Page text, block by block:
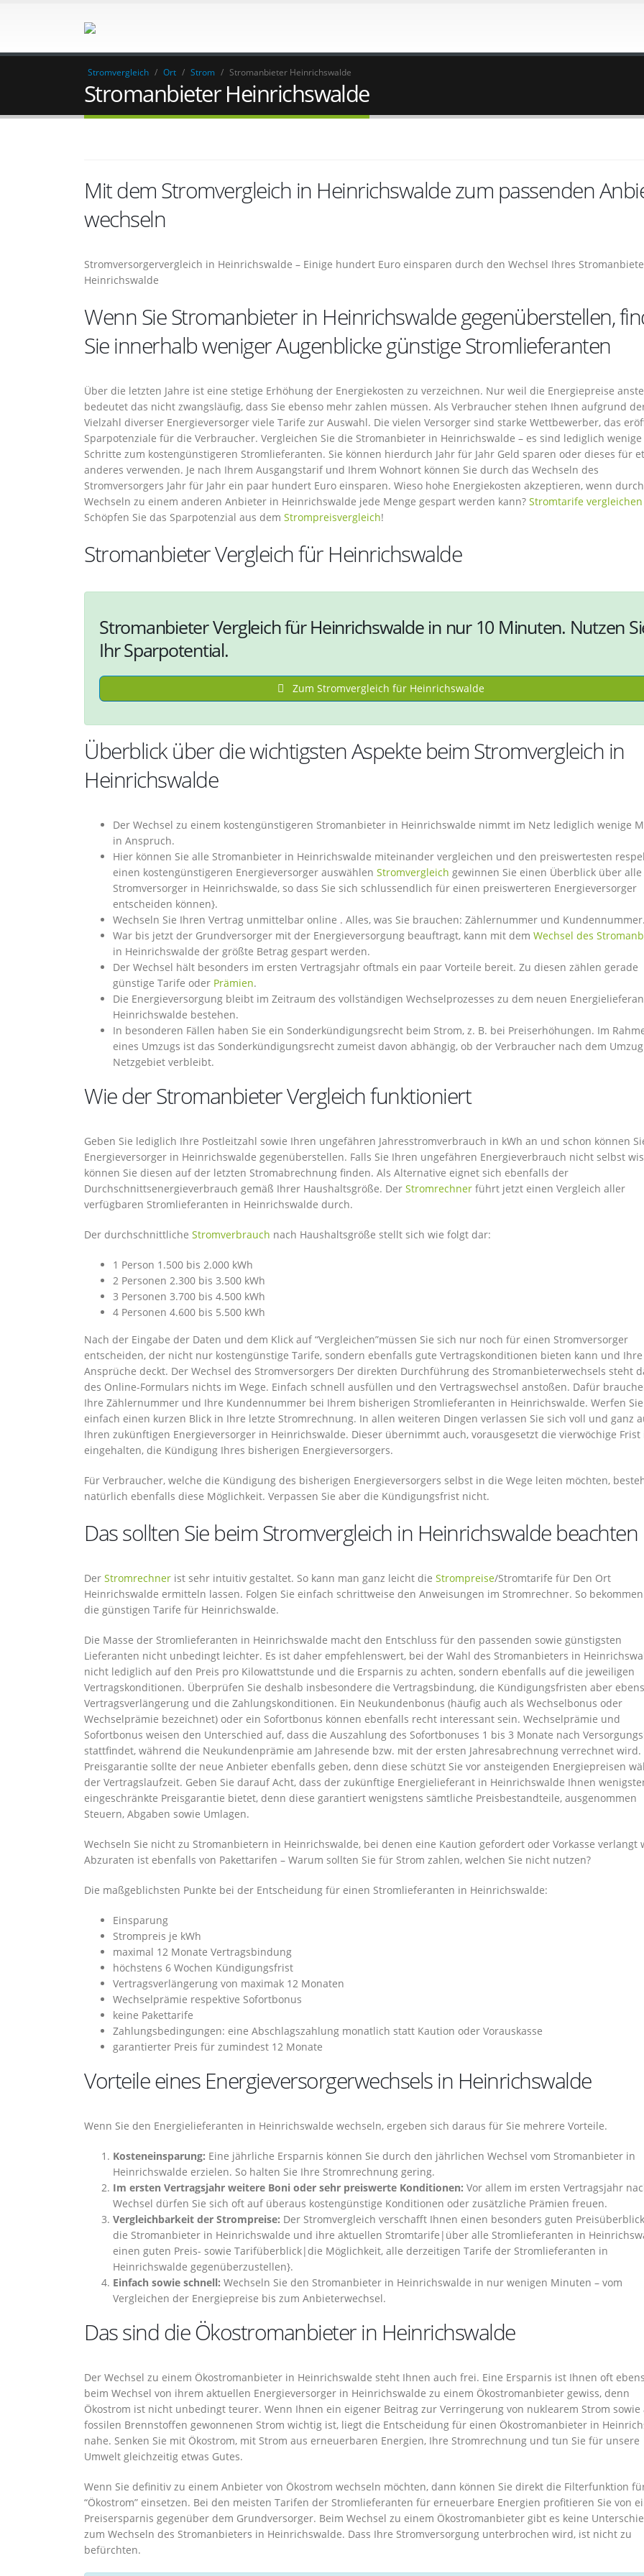
Stromvergleich / Ort / Strom / Stromanbieter Heinrichswalde
Stromanbieter Heinrichswalde
Mit dem Stromvergleich in Heinrichswalde zum passenden
wechseln
Stromversorgervergleich in Heinrichswalde – Einige hundert Euro einsparen durch den Wechsel Ihres
Heinrichswalde
Wenn Sie Stromanbieter in Heinrichswalde gegenüberstellen,
Sie innerhalb weniger Augenblicke günstige Stromlieferanten
Über die letzten Jahre ist eine stetige Erhöhung der Energiekosten zu verzeichnen. Nur weil die Energiepreise
bedeutet das nicht zwangsläufig, dass Sie ebenso mehr zahlen müssen. Als Verbraucher stehen Ihnen aufgrund
Vielzahl diverser Energieversorger viele Tarife zur Auswahl. Die vielen Versorger sind starke Wettbewerber, das
Sparpotenziale für die Verbraucher. Vergleichen Sie die Stromanbieter in Heinrichswalde – es sind lediglich wenige
Schritte zum kostengünstigeren Stromlieferanten. Sie können hierdurch Jahr für Jahr Geld sparen oder dieses für
anderes verwenden. Je nach Ihrem Ausgangstarif und Ihrem Wohnort können Sie durch das Wechseln des
Stromversorgers Jahr für Jahr ein paar hundert Euro einsparen. Wieso hohe Energiekosten akzeptieren, wenn
Wechseln zu einem anderen Anbieter in Heinrichswalde jede Menge gespart werden kann? Stromtarife vergleichen
Schöpfen Sie das Sparpotenzial aus dem Strompreisvergleich!
Stromanbieter Vergleich für Heinrichswalde
Stromanbieter Vergleich für Heinrichswalde in nur 10 Minuten. Nutzen
Ihr Sparpotential.
Zum Stromvergleich für Heinrichswalde
Überblick über die wichtigsten Aspekte beim Stromvergleich in
Heinrichswalde
Der Wechsel zu einem kostengünstigeren Stromanbieter in Heinrichswalde nimmt im Netz lediglich wenige
in Anspruch.
Hier können Sie alle Stromanbieter in Heinrichswalde miteinander vergleichen und den preiswertesten
einen kostengünstigeren Energieversorger auswählen Stromvergleich gewinnen Sie einen Überblick über alle
Stromversorger in Heinrichswalde, so dass Sie sich schlussendlich für einen preiswerteren Energieversorger
entscheiden können}.
Wechseln Sie Ihren Vertrag unmittelbar online . Alles, was Sie brauchen: Zählernummer und Kundennummer.
War bis jetzt der Grundversorger mit der Energieversorgung beauftragt, kann mit dem Wechsel des
in Heinrichswalde der größte Betrag gespart werden.
Der Wechsel hält besonders im ersten Vertragsjahr oftmals ein paar Vorteile bereit. Zu diesen zählen gerade
günstige Tarife oder Prämien.
Die Energieversorgung bleibt im Zeitraum des vollständigen Wechselprozesses zu dem neuen
Heinrichswalde bestehen.
In besonderen Fällen haben Sie ein Sonderkündigungsrecht beim Strom, z. B. bei Preiserhöhungen. Im
eines Umzugs ist das Sonderkündigungsrecht zumeist davon abhängig, ob der Verbraucher nach dem
Netzgebiet verbleibt.
Wie der Stromanbieter Vergleich funktioniert
Geben Sie lediglich Ihre Postleitzahl sowie Ihren ungefähren Jahresstromverbrauch in kWh an und schon können
Energieversorger in Heinrichswalde gegenüberstellen. Falls Sie Ihren ungefähren Energieverbrauch nicht selbst
können Sie diesen auf der letzten Stromabrechnung finden. Als Alternative eignet sich ebenfalls der
Durchschnittsenergieverbrauch gemäß Ihrer Haushaltsgröße. Der Stromrechner führt jetzt einen Vergleich aller
verfügbaren Stromlieferanten in Heinrichswalde durch.
Der durchschnittliche Stromverbrauch nach Haushaltsgröße stellt sich wie folgt dar:
1 Person 1.500 bis 2.000 kWh
2 Personen 2.300 bis 3.500 kWh
3 Personen 3.700 bis 4.500 kWh
4 Personen 4.600 bis 5.500 kWh
Nach der Eingabe der Daten und dem Klick auf “Vergleichen”müssen Sie sich nur noch für einen Stromversorger
entscheiden, der nicht nur kostengünstige Tarife, sondern ebenfalls gute Vertragskonditionen bieten kann und Ihre
Ansprüche deckt. Der Wechsel des Stromversorgers Der direkten Durchführung des Stromanbieterwechsels steht
des Online-Formulars nichts im Wege. Einfach schnell ausfüllen und den Vertragswechsel anstoßen. Dafür
Ihre Zählernummer und Ihre Kundennummer bei Ihrem bisherigen Stromlieferanten in Heinrichswalde. Werfen Sie
einfach einen kurzen Blick in Ihre letzte Stromrechnung. In allen weiteren Dingen verlassen Sie sich voll und ganz
Ihren zukünftigen Energieversorger in Heinrichswalde. Dieser übernimmt auch, vorausgesetzt die vierwöchige Frist
eingehalten, die Kündigung Ihres bisherigen Energieversorgers.
Für Verbraucher, welche die Kündigung des bisherigen Energieversorgers selbst in die Wege leiten möchten,
natürlich ebenfalls diese Möglichkeit. Verpassen Sie aber die Kündigungsfrist nicht.
Das sollten Sie beim Stromvergleich in Heinrichswalde beachten
Der Stromrechner ist sehr intuitiv gestaltet. So kann man ganz leicht die Strompreise/Stromtarife für Den Ort
Heinrichswalde ermitteln lassen. Folgen Sie einfach schrittweise den Anweisungen im Stromrechner. So bekommen
die günstigen Tarife für Heinrichswalde.
Die Masse der Stromlieferanten in Heinrichswalde macht den Entschluss für den passenden sowie günstigsten
Lieferanten nicht unbedingt leichter. Es ist daher empfehlenswert, bei der Wahl des Stromanbieters in
nicht lediglich auf den Preis pro Kilowattstunde und die Ersparnis zu achten, sondern ebenfalls auf die jeweiligen
Vertragskonditionen. Überprüfen Sie deshalb insbesondere die Vertragsbindung, die Kündigungsfristen aber
Vertragsverlängerung und die Zahlungskonditionen. Ein Neukundenbonus (häufig auch als Wechselbonus oder
Wechselprämie bezeichnet) oder ein Sofortbonus können ebenfalls recht interessant sein. Wechselprämie und
Sofortbonus weisen den Unterschied auf, dass die Auszahlung des Sofortbonuses 1 bis 3 Monate nach
stattfindet, während die Neukundenprämie am Jahresende bzw. mit der ersten Jahresabrechnung verrechnet wird.
Preisgarantie sollte der neue Anbieter ebenfalls geben, denn diese schützt Sie vor ansteigenden Energiepreisen
der Vertragslaufzeit. Geben Sie darauf Acht, dass der zukünftige Energielieferant in Heinrichswalde Ihnen
eingeschränkte Preisgarantie bietet, denn diese garantiert wenigstens sämtliche Preisbestandteile, ausgenommen
Steuern, Abgaben sowie Umlagen.
Wechseln Sie nicht zu Stromanbietern in Heinrichswalde, bei denen eine Kaution gefordert oder Vorkasse verlangt
Abzuraten ist ebenfalls von Pakettarifen – Warum sollten Sie für Strom zahlen, welchen Sie nicht nutzen?
Die maßgeblichsten Punkte bei der Entscheidung für einen Stromlieferanten in Heinrichswalde:
Einsparung
Strompreis je kWh
maximal 12 Monate Vertragsbindung
höchstens 6 Wochen Kündigungsfrist
Vertragsverlängerung von maximak 12 Monaten
Wechselprämie respektive Sofortbonus
keine Pakettarife
Zahlungsbedingungen: eine Abschlagszahlung monatlich statt Kaution oder Vorauskasse
garantierter Preis für zumindest 12 Monate
Vorteile eines Energieversorgerwechsels in Heinrichswalde
Wenn Sie den Energielieferanten in Heinrichswalde wechseln, ergeben sich daraus für Sie mehrere Vorteile.
Kosteneinsparung: Eine jährliche Ersparnis können Sie durch den jährlichen Wechsel vom Stromanbieter in
Heinrichswalde erzielen. So halten Sie Ihre Stromrechnung gering.
Im ersten Vertragsjahr weitere Boni oder sehr preiswerte Konditionen: Vor allem im ersten Vertragsjahr
Wechsel dürfen Sie sich oft auf überaus kostengünstige Konditionen oder zusätzliche Prämien freuen.
Vergleichbarkeit der Strompreise: Der Stromvergleich verschafft Ihnen einen besonders guten
die Stromanbieter in Heinrichswalde und ihre aktuellen Stromtarife|über alle Stromlieferanten in
einen guten Preis- sowie Tarifüberblick|die Möglichkeit, alle derzeitigen Tarife der Stromlieferanten in
Heinrichswalde gegenüberzustellen}.
Einfach sowie schnell: Wechseln Sie den Stromanbieter in Heinrichswalde in nur wenigen Minuten – vom
Vergleichen der Energiepreise bis zum Anbieterwechsel.
Das sind die Ökostromanbieter in Heinrichswalde
Der Wechsel zu einem Ökostromanbieter in Heinrichswalde steht Ihnen auch frei. Eine Ersparnis ist Ihnen oft
beim Wechsel von ihrem aktuellen Energieversorger in Heinrichswalde zu einem Ökostromanbieter gewiss, denn
Ökostrom ist nicht unbedingt teurer. Wenn Ihnen ein eigener Beitrag zur Verringerung von nuklearem Strom sowie
fossilen Brennstoffen gewonnenen Strom wichtig ist, liegt die Entscheidung für einen Ökostromanbieter in
nahe. Senken Sie mit Ökostrom, mit Strom aus erneuerbaren Energien, Ihre Stromrechnung und tun Sie für unsere
Umwelt gleichzeitig etwas Gutes.
Wenn Sie definitiv zu einem Anbieter von Ökostrom wechseln möchten, dann können Sie direkt die Filterfunktion
“Ökostrom” einsetzen. Bei den meisten Tarifen der Stromlieferanten für erneuerbare Energien profitieren Sie von
Preisersparnis gegenüber dem Grundversorger. Beim Wechsel zu einem Ökostromanbieter gibt es keine
zum Wechseln des Stromanbieters in Heinrichswalde. Dass Ihre Stromversorgung unterbrochen wird, ist nicht zu
befürchten.